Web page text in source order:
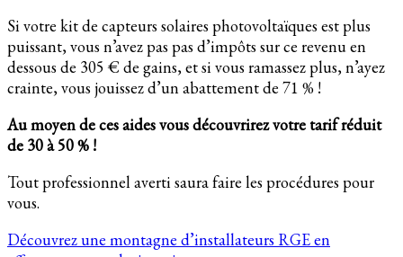
Si votre kit de capteurs solaires photovoltaïques est plus
puissant, vous n’avez pas pas d’impôts sur ce revenu en
dessous de 305 € de gains, et si vous ramassez plus, n’ayez
crainte, vous jouissez d’un abattement de 71 % !
Au moyen de ces aides vous découvrirez votre tarif réduit
de 30 à 50 % !
Tout professionnel averti saura faire les procédures pour
vous.
Découvrez une montagne d’installateurs RGE en